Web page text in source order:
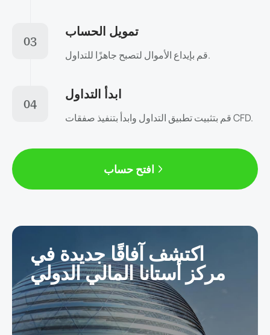
03
تمويل الحساب
قم بإيداع الأموال لتصبح جاهزًا للتداول.
04
ابدأ التداول
قم بتثبيت تطبيق التداول وابدأ بتنفيذ صفقات CFD.
افتح حساب
اكتشف آفاقًا جديدة في
مركز أستانا المالي الدولي